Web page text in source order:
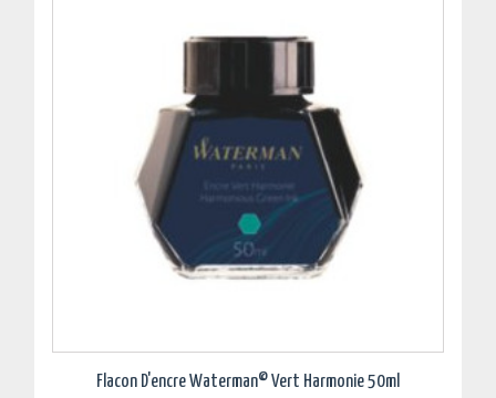
Flacon D'encre Waterman© Vert Harmonie 50ml